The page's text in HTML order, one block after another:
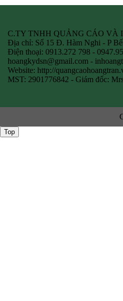
C.TY TNHH QUẢNG CÁO VÀ
Địa chỉ: Số 15 Đ. Hàm Nghi - P
Điện thoại: 0913.272 798 -
hoangkydsn@gmail.com -
Website: http://
MST: 2901776842 - Giám đốc:
Top